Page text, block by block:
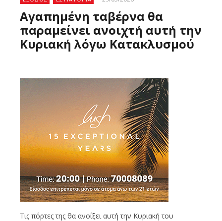
Αγαπημένη ταβέρνα θα
παραμείνει ανοιχτή αυτή την
Κυριακή λόγω Κατακλυσμού
Τις πόρτες της θα ανοίξει αυτή την Κυριακή του